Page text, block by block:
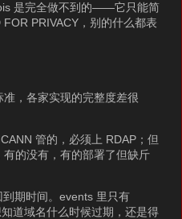
是完全做不到的——它只能简
PRIVACY，别的什么都表
，各家实现的完整度差很
管的，必须上 RDAP；但
的没有，有的部署了但缺斤
期时间。events 里只有
道域名什么时候过期，还是得